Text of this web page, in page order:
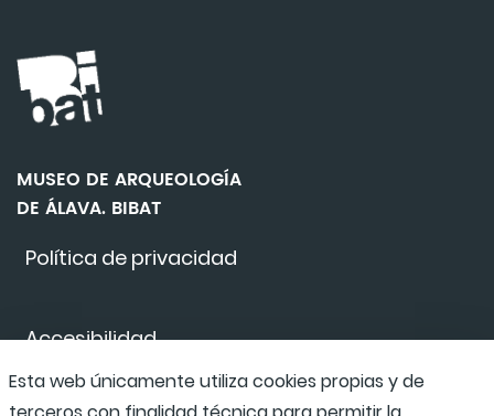
Política de privacidad
Accesibilidad
MUSEO DE ARQUEOLOGÍA
DE ÁLAVA. BIBAT
Esta web únicamente utiliza cookies propias y de